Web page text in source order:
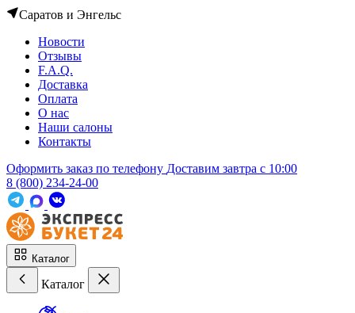
Саратов и Энгельс
Новости
Отзывы
F.A.Q.
Доставка
Оплата
О нас
Наши салоны
Контакты
Оформить заказ по телефону Доставим завтра c 10:00
8 (800) 234-24-00
Каталог
Каталог